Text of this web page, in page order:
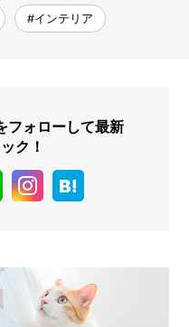
#インテリア
フォローして最新
ク！